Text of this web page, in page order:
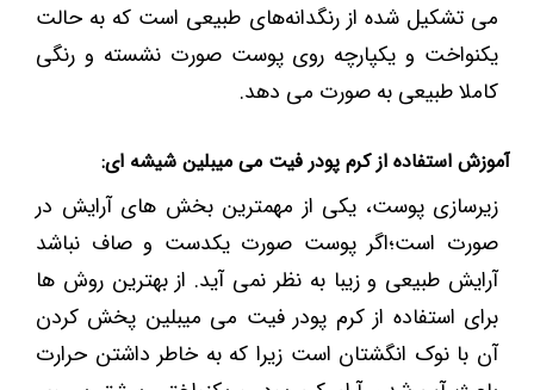
می تشکیل شده از رنگدانه‌های طبیعی است که به حالت
یکنواخت و یکپارچه روی پوست صورت نشسته و رنگی
کاملا طبیعی به صورت می دهد.
آموزش استفاده از کرم پودر فیت می میبلین شیشه ای:
زیرسازی پوست، یکی از مهمترین‌ بخش های آرایش در
صورت است؛اگر پوست صورت یکدست و صاف نباشد
آرایش طبیعی و زیبا به نظر نمی آید. از بهترین روش ها
برای استفاده از کرم پودر فیت می میبلین پخش کردن
آن با نوک انگشتان است زیرا که به خاطر داشتن حرارت